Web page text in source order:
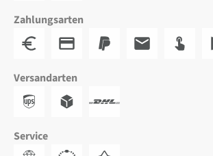
Zahlungsarten
Versandarten
Service